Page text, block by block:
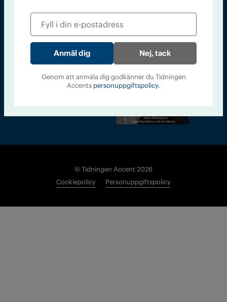
Läs tidigare
Accent
© Tidningen Accent 2026
Cookiepolicy
Personuppgiftspolicy
Nej, tack
Genom att anmäla dig godkänner du Tidningen
Accents personuppgiftspolicy.